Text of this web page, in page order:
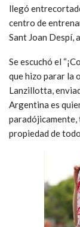
llegó
centro de
Sant Joan Despí,
Se escuchó el
que hizo parar la
Lanzillotta,
Argentina es
paradójicamente,
propiedad de